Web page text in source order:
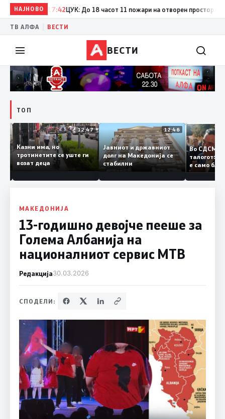
НАЈНОВО17:42ЦУК: До 18 часот 11 пожари на отворен простор, од
ТВ АЛФА ВЕСТИ
ВЕСТИ
ТОП
12:47
Казни има, но
тротинетите се уште ги
возат деца
12:46
Јавниот и државниот
долг на Македонија се
стабилни
Во СДСМ
е само
копија
Заев
МАКЕДОНИЈА
13-годишно девојче пееше за
Голема Албанија на
националниот сервис МТВ
Редакција30.03.2026
СПОДЕЛИ: